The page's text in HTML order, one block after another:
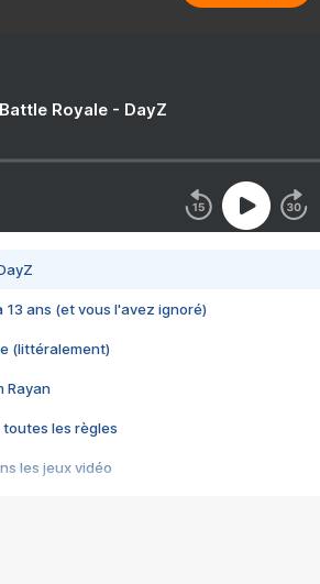
Royale - DayZ
13 ans (et vous l'avez ignoré)
(littéralement)
Rayan
toutes les règles
les jeux vidéo